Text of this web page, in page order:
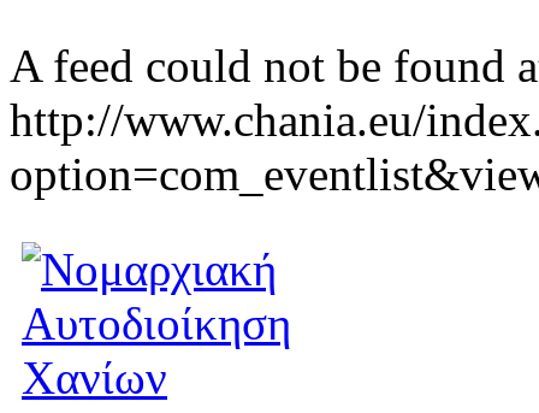
A feed could not be found
http://www.chania.eu/